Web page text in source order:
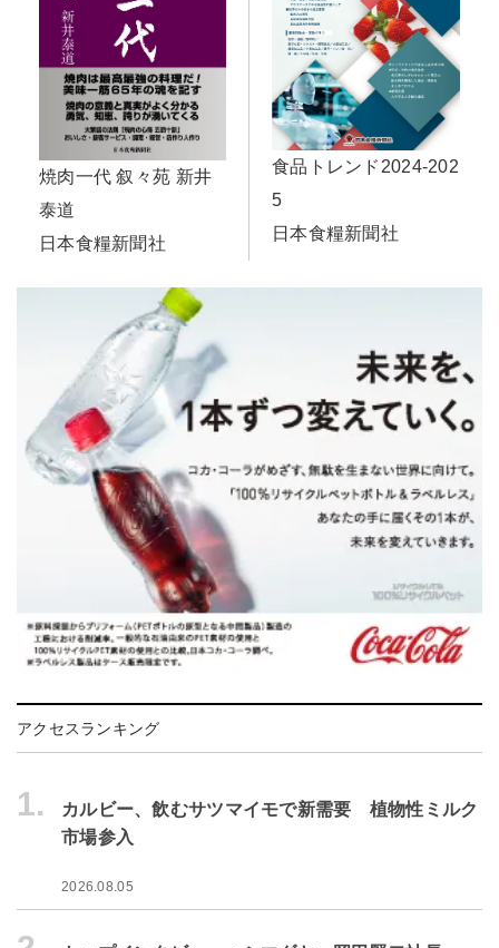
焼肉一代 叙々苑 新井
泰道
日本食糧新聞社
食品トレンド2024-202
5
日本食糧新聞社
アクセスランキング
1.
カルビー、飲むサツマイモで新需要 植物性ミルク
市場参入
2026.08.05